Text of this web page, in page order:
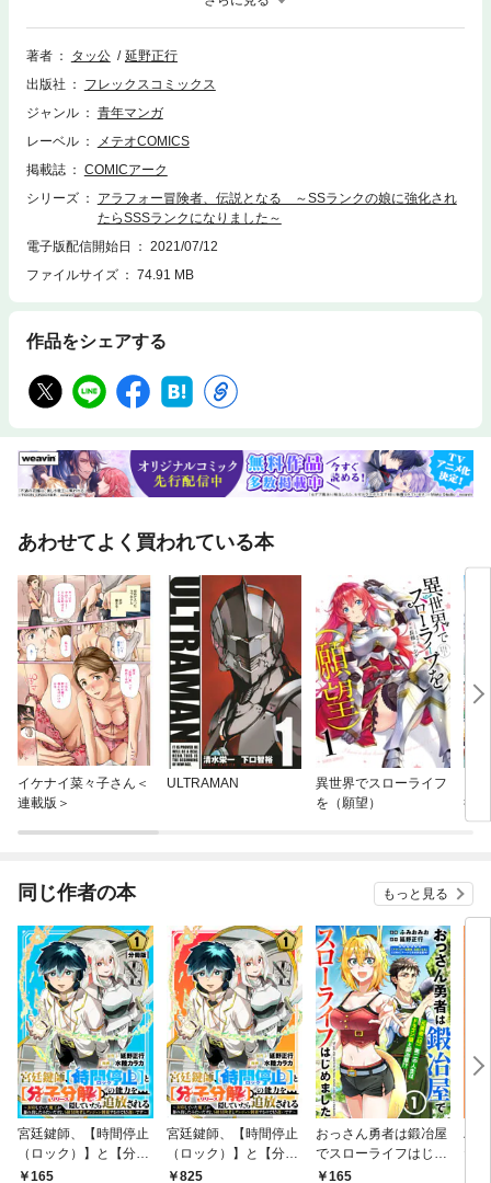
暮らす父を心配したレミニアは、こっそり物理防御、魔力防御、敏捷性、
自動回復すべてをMAXまで強化しておき――。熱き血がたぎる引退冒険者
の成り上がりストーリー！ (C)延野正行／ツギクル (C)タッ公／フレック
著者 タッ公
延野正行
出版社
フレックスコミックス
ジャンル
青年マンガ
レーベル
メテオCOMICS
掲載誌
COMICアーク
シリーズ
アラフォー冒険者、伝説となる ～SSランクの娘に強化され
たらSSSランクになりました～
電子版配信開始日
2021/07/12
ファイルサイズ
74.91 MB
作品をシェアする
あわせてよく買われている本
イケナイ菜々子さん＜
連載版＞
ULTRAMAN
異世界でスローライフ
を（願望）
行
が
同じ作者の本 もっと見る
宮廷鍵師、【時間停止
（ロック）】と【分子
分解（リリース）】の
165
宮廷鍵師、【時間停止
（ロック）】と【分子
分解（リリース）】の
825
おっさん勇者は鍛冶屋
でスローライフはじめ
ました（単話版）第1
165
ハ
だ